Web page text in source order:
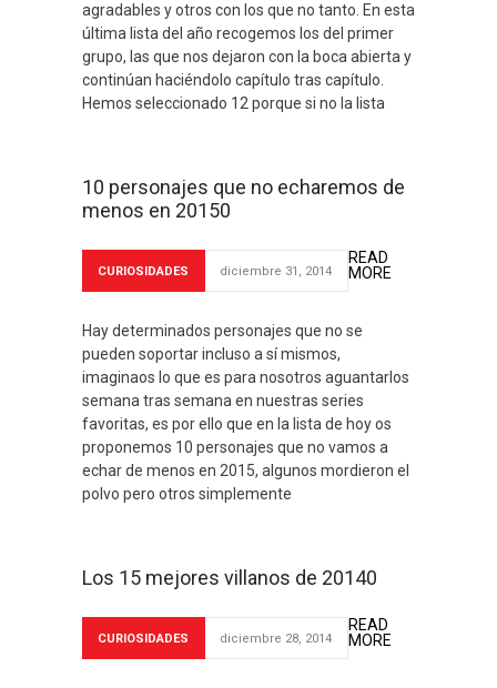
agradables y otros con los que no tanto. En esta
última lista del año recogemos los del primer
grupo, las que nos dejaron con la boca abierta y
continúan haciéndolo capítulo tras capítulo.
Hemos seleccionado 12 porque si no la lista
10 personajes que no echaremos de
menos en 20150
CURIOSIDADES diciembre 31, 2014
Hay determinados personajes que no se
pueden soportar incluso a sí mismos,
imaginaos lo que es para nosotros aguantarlos
semana tras semana en nuestras series
favoritas, es por ello que en la lista de hoy os
proponemos 10 personajes que no vamos a
echar de menos en 2015, algunos mordieron el
polvo pero otros simplemente
READ
MORE
Los 15 mejores villanos de 20140
CURIOSIDADES diciembre 28, 2014
READ
MORE